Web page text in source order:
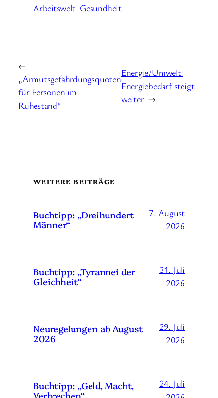
Arbeitswelt Gesundheit
←
„Armutsgefährdungsquoten
für Personen im
Ruhestand“
Energie/Umwelt:
Energiebedarf steigt
weiter →
WEITERE BEITRÄGE
Buchtipp: „Dreihundert
Männer“
7. August
2026
Buchtipp: „Tyrannei der
Gleichheit“
31. Juli
2026
Neuregelungen ab August
2026
29. Juli
2026
Buchtipp: „Geld, Macht,
Verbrechen“
24. Juli